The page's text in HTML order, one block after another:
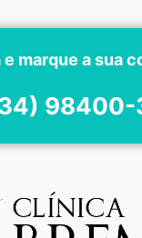
e marque a sua
98400-